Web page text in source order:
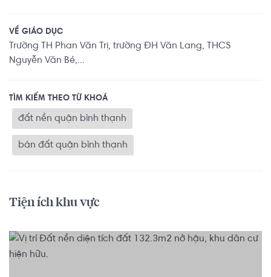
VỀ GIÁO DỤC
Trường TH Phan Văn Trị, trường ĐH Văn Lang, THCS
Nguyễn Văn Bé,...
TÌM KIẾM THEO TỪ KHOÁ
đất nền quận bình thạnh
bán đất quận bình thạnh
Tiện ích khu vực